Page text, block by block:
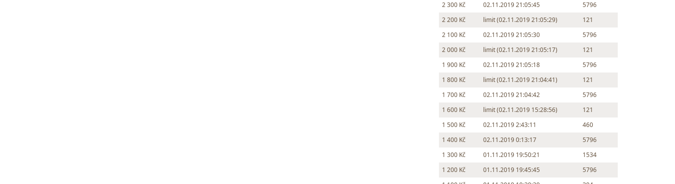
2 300 Kč
02.11.2019 21:05:45
5796
2 200 Kč
limit (02.11.2019 21:05:29)
121
2 100 Kč
02.11.2019 21:05:30
5796
2 000 Kč
limit (02.11.2019 21:05:17)
121
1 900 Kč
02.11.2019 21:05:18
5796
1 800 Kč
limit (02.11.2019 21:04:41)
121
1 700 Kč
02.11.2019 21:04:42
5796
1 600 Kč
limit (02.11.2019 15:28:56)
121
1 500 Kč
02.11.2019 2:43:11
460
1 400 Kč
02.11.2019 0:13:17
5796
1 300 Kč
01.11.2019 19:50:21
1534
1 200 Kč
01.11.2019 19:45:45
5796